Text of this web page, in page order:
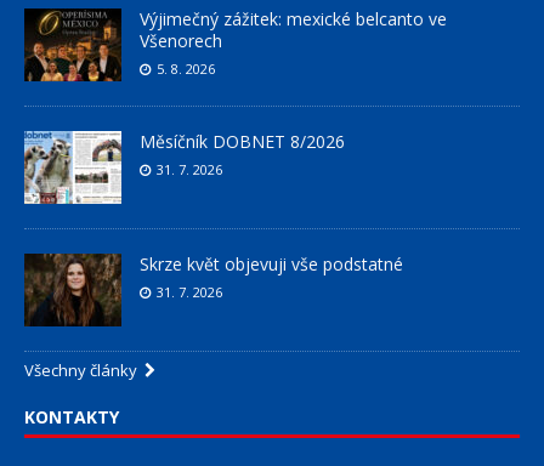
Výjimečný zážitek: mexické belcanto ve
Všenorech
5. 8. 2026
Měsíčník DOBNET 8/2026
31. 7. 2026
Skrze květ objevuji vše podstatné
31. 7. 2026
Všechny články
KONTAKTY